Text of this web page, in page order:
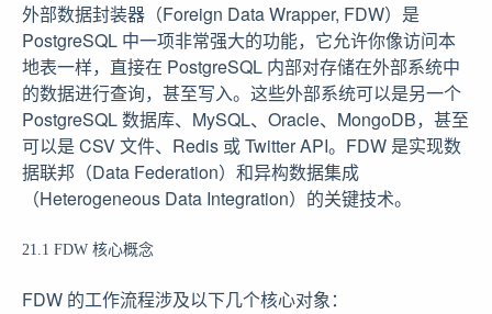
外部数据封装器（Foreign Data Wrapper, FDW）是
PostgreSQL 中一项非常强大的功能，它允许你像访问本
地表一样，直接在 PostgreSQL 内部对存储在外部系统中
的数据进行查询，甚至写入。这些外部系统可以是另一个
PostgreSQL 数据库、MySQL、Oracle、MongoDB，甚至
可以是 CSV 文件、Redis 或 Twitter API。FDW 是实现数
据联邦（Data Federation）和异构数据集成
（Heterogeneous Data Integration）的关键技术。
21.1 FDW 核心概念
FDW 的工作流程涉及以下几个核心对象：